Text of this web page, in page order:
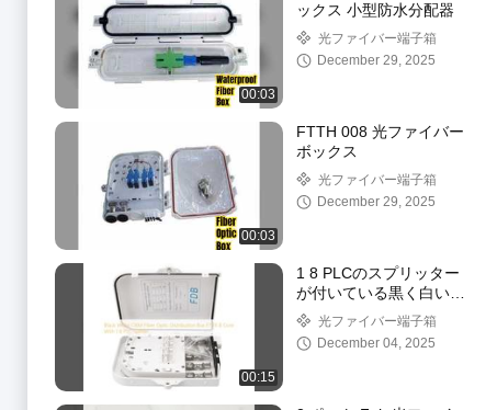
00:03
ックス 小型防水分配器
光ファイバー端子箱
December 29, 2025
00:03
FTTH 008 光ファイバー
ボックス
光ファイバー端子箱
December 29, 2025
00:15
1 8 PLCのスプリッター
が付いている黒く白い
OEMの繊維光学の配電
箱FTTX 8の中心
光ファイバー端子箱
December 04, 2025